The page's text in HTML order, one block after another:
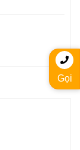
Gọi